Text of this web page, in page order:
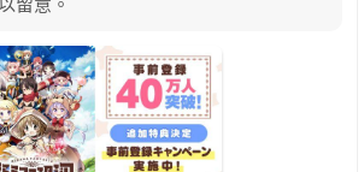
留意。